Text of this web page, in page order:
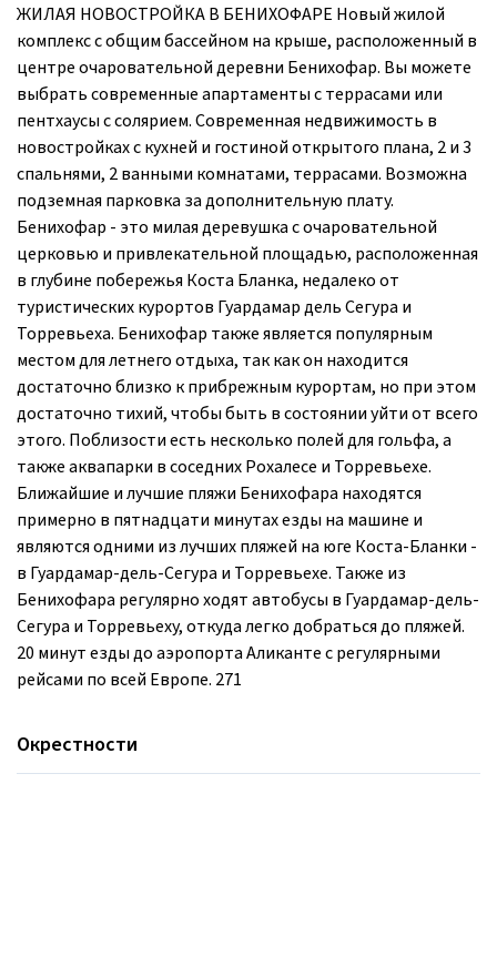
ЖИЛАЯ НОВОСТРОЙКА В БЕНИХОФАРЕ Новый жилой
комплекс с общим бассейном на крыше, расположенный в
центре очаровательной деревни Бенихофар. Вы можете
выбрать современные апартаменты с террасами или
пентхаусы с солярием. Современная недвижимость в
новостройках с кухней и гостиной открытого плана, 2 и 3
спальнями, 2 ванными комнатами, террасами. Возможна
подземная парковка за дополнительную плату.
Бенихофар - это милая деревушка с очаровательной
церковью и привлекательной площадью, расположенная
в глубине побережья Коста Бланка, недалеко от
туристических курортов Гуардамар дель Сегура и
Торревьеха. Бенихофар также является популярным
местом для летнего отдыха, так как он находится
достаточно близко к прибрежным курортам, но при этом
достаточно тихий, чтобы быть в состоянии уйти от всего
этого. Поблизости есть несколько полей для гольфа, а
также аквапарки в соседних Рохалесе и Торревьехе.
Ближайшие и лучшие пляжи Бенихофара находятся
примерно в пятнадцати минутах езды на машине и
являются одними из лучших пляжей на юге Коста-Бланки -
в Гуардамар-дель-Сегура и Торревьехе. Также из
Бенихофара регулярно ходят автобусы в Гуардамар-дель-
Сегура и Торревьеху, откуда легко добраться до пляжей.
20 минут езды до аэропорта Аликанте с регулярными
рейсами по всей Европе. 271
Окрестности